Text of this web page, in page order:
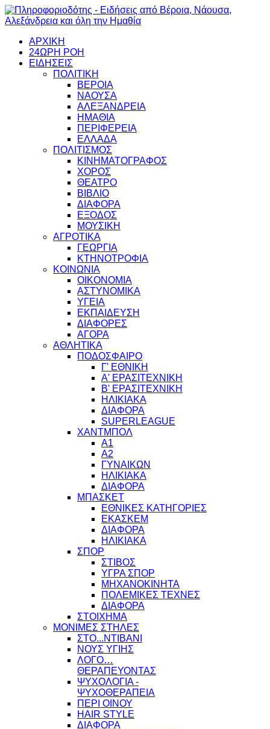
ΑΡΧΙΚΗ
24ΩΡΗ ΡΟΗ
ΕΙΔΗΣΕΙΣ
ΠΟΛΙΤΙΚΗ
ΒΕΡΟΙΑ
ΝΑΟΥΣΑ
ΑΛΕΞΑΝΔΡΕΙΑ
ΗΜΑΘΙΑ
ΠΕΡΙΦΕΡΕΙΑ
ΕΛΛΑΔΑ
ΠΟΛΙΤΙΣΜΟΣ
ΚΙΝΗΜΑΤΟΓΡΑΦΟΣ
ΧΟΡΟΣ
ΘΕΑΤΡΟ
ΒΙΒΛΙΟ
ΔΙΑΦΟΡΑ
ΕΞΟΔΟΣ
ΜΟΥΣΙΚΗ
ΑΓΡΟΤΙΚΑ
ΓΕΩΡΓΙΑ
ΚΤΗΝΟΤΡΟΦΙΑ
ΚΟΙΝΩΝΙΑ
ΟΙΚΟΝΟΜΙΑ
ΑΣΤΥΝΟΜΙΚΑ
ΥΓΕΙΑ
ΕΚΠΑΙΔΕΥΣΗ
ΔΙΑΦΟΡΕΣ
ΑΓΟΡΑ
ΑΘΛΗΤΙΚΑ
ΠΟΔΟΣΦΑΙΡΟ
Γ' ΕΘΝΙΚΗ
Α' ΕΡΑΣΙΤΕΧΝΙΚΗ
Β' ΕΡΑΣΙΤΕΧΝΙΚΗ
ΗΛΙΚΙΑΚΑ
ΔΙΑΦΟΡΑ
SUPERLEAGUE
ΧΑΝΤΜΠΟΛ
Α1
Α2
ΓΥΝΑΙΚΩΝ
ΗΛΙΚΙΑΚΑ
ΔΙΑΦΟΡΑ
ΜΠΑΣΚΕΤ
ΕΘΝΙΚΕΣ ΚΑΤΗΓΟΡΙΕΣ
ΕΚΑΣΚΕΜ
ΔΙΑΦΟΡΑ
ΗΛΙΚΙΑΚΑ
ΣΠΟΡ
ΣΤΙΒΟΣ
ΥΓΡΑ ΣΠΟΡ
ΜΗΧΑΝΟΚΙΝΗΤΑ
ΠΟΛΕΜΙΚΕΣ ΤΕΧΝΕΣ
ΔΙΑΦΟΡΑ
ΣΤΟΙΧΗΜΑ
ΜΟΝΙΜΕΣ ΣΤΗΛΕΣ
ΣΤΟ...ΝΤΙΒΑΝΙ
ΝΟΥΣ ΥΓΙΗΣ
ΛΟΓΟ…
ΘΕΡΑΠΕΥΟΝΤΑΣ
ΨΥΧΟΛΟΓΙΑ -
ΨΥΧΟΘΕΡΑΠΕΙΑ
ΠΕΡΙ ΟΙΝΟΥ
HAIR STYLE
ΔΙΑΦΟΡΑ